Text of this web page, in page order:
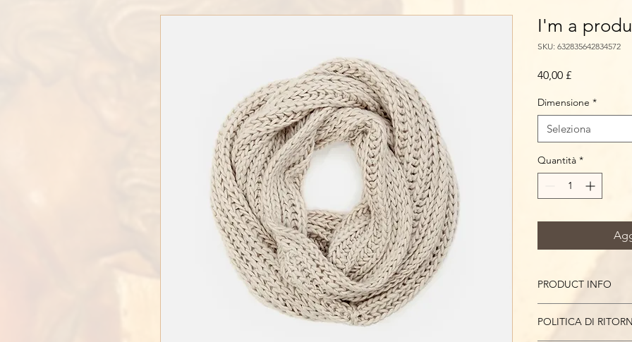
I'm a
SKU: 632835642834572
40,00 £Prezzo
Dimensione *
Seleziona
Quantità *
PRODUCT INFO
per aggiungere
POLITICA DI